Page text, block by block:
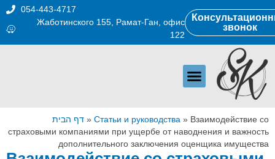
звонок
054-443-4717
Жаботинского 155, Рамат-Ган, офис
122
דף הבית » Статьи и руководства » Взаимодействие со
страховыми компаниями при ущербе от наводнения и важность
дополнительного заключения оценщика имущества